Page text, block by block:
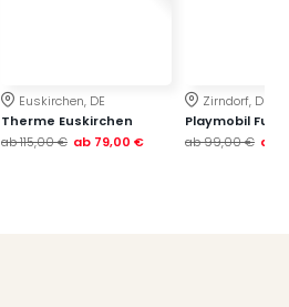
Euskirchen, DE
Therme Euskirchen
ab115,00 € ab 79,00 €
Zirndorf, DE
Playmobil
ab99,00 € ab